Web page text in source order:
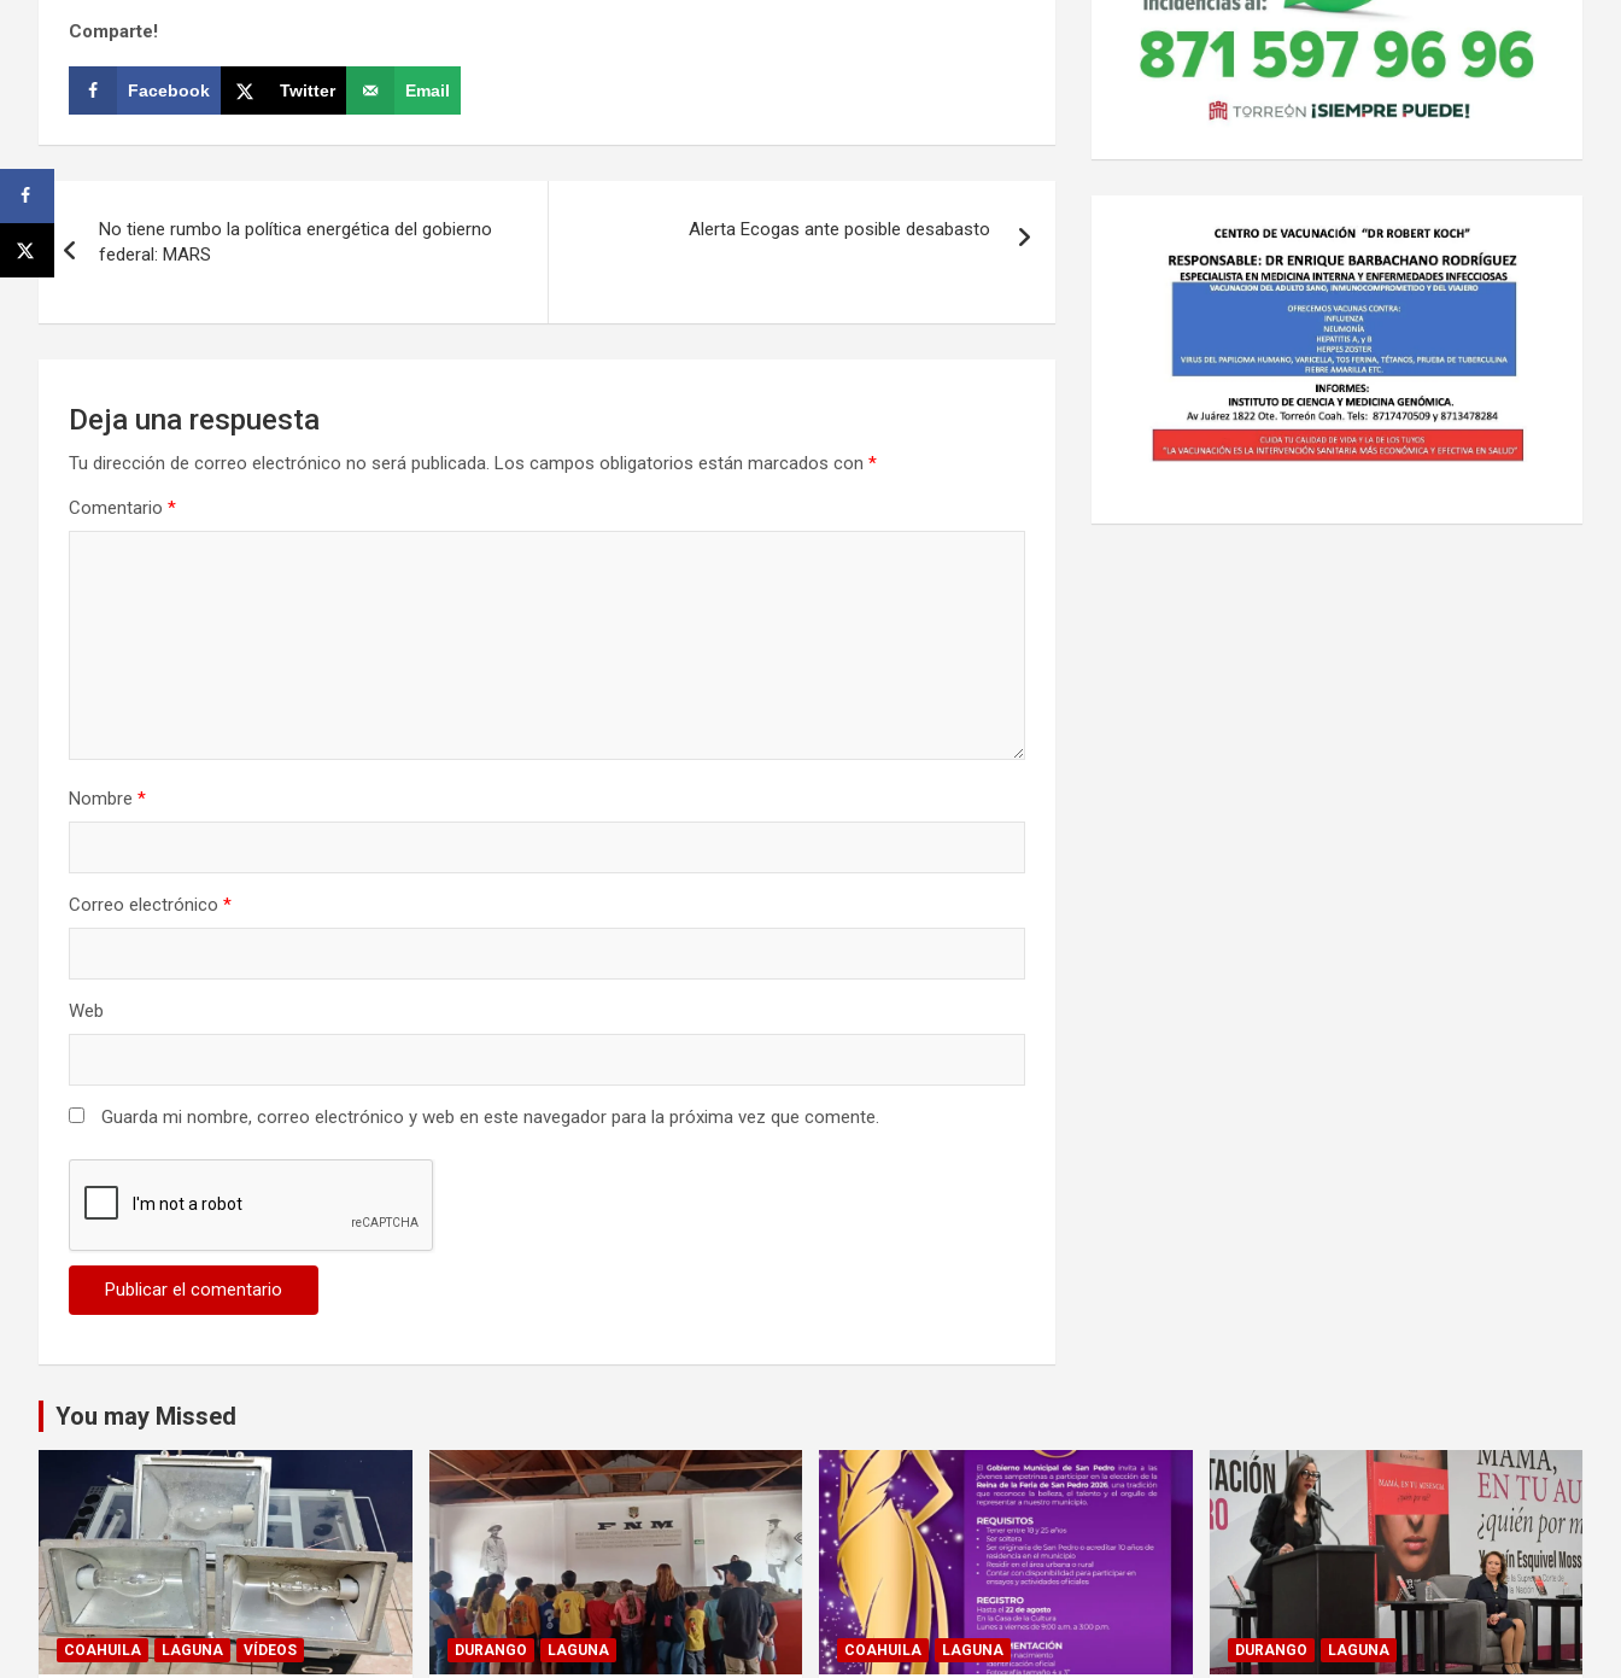
Comparte!
Facebook Twitter Email
de
No tiene rumbo la política energética del gobierno
federal: MARS
Alerta Ecogas ante posible desabasto
Deja una respuesta
Tu dirección de correo electrónico no será publicada. Los campos obligatorios están marcados con *
Comentario *
Nombre *
Correo electrónico *
Web
Guarda mi nombre, correo electrónico y web en este navegador para la próxima vez que comente.
You may Missed
COAHUILA LAGUNA VÍDEOS DURANGO LAGUNA COAHUILA LAGUNA DURANGO LAGUNA